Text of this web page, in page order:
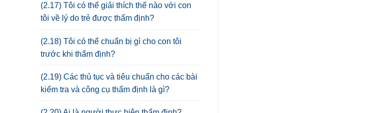
(2.17) Tôi có thể giải thích thế nào với con
tôi về lý do trẻ được thẩm định?
(2.18) Tôi có thể chuẩn bị gì cho con tôi
trước khi thẩm định?
(2.19) Các thủ tục và tiêu chuẩn cho các bài
kiểm tra và công cụ thẩm định là gì?